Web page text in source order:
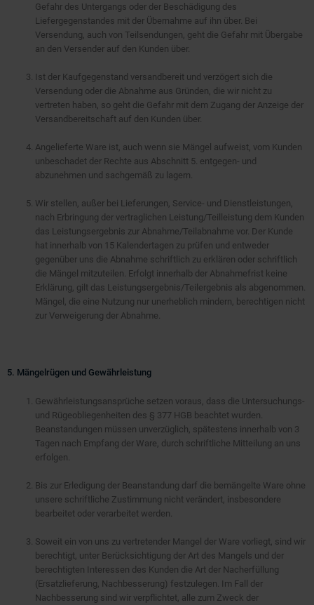
Gefahr des Untergangs oder der Beschädigung des
Liefergegenstandes mit der Übernahme auf ihn über. Bei
Versendung, auch von Teilsendungen, geht die Gefahr mit Übergabe
an den Versender auf den Kunden über.
Ist der Kaufgegenstand versandbereit und verzögert sich die
Versendung oder die Abnahme aus Gründen, die wir nicht zu
vertreten haben, so geht die Gefahr mit dem Zugang der Anzeige der
Versandbereitschaft auf den Kunden über.
Angelieferte Ware ist, auch wenn sie Mängel aufweist, vom Kunden
unbeschadet der Rechte aus Abschnitt 5. entgegen- und
abzunehmen und sachgemäß zu lagern.
Wir stellen, außer bei Lieferungen, Service- und Dienstleistungen,
nach Erbringung der vertraglichen Leistung/Teilleistung dem Kunden
das Leistungsergebnis zur Abnahme/Teilabnahme vor. Der Kunde
hat innerhalb von 15 Kalendertagen zu prüfen und entweder
gegenüber uns die Abnahme schriftlich zu erklären oder schriftlich
die Mängel mitzuteilen. Erfolgt innerhalb der Abnahmefrist keine
Erklärung, gilt das Leistungsergebnis/Teilergebnis als abgenommen.
Mängel, die eine Nutzung nur unerheblich mindern, berechtigen nicht
zur Verweigerung der Abnahme.
5. Mängelrügen und Gewährleistung
Gewährleistungsansprüche setzen voraus, dass die Untersuchungs-
und Rügeobliegenheiten des § 377 HGB beachtet wurden.
Beanstandungen müssen unverzüglich, spätestens innerhalb von 3
Tagen nach Empfang der Ware, durch schriftliche Mitteilung an uns
erfolgen.
Bis zur Erledigung der Beanstandung darf die bemängelte Ware ohne
unsere schriftliche Zustimmung nicht verändert, insbesondere
bearbeitet oder verarbeitet werden.
Soweit ein von uns zu vertretender Mangel der Ware vorliegt, sind wir
berechtigt, unter Berücksichtigung der Art des Mangels und der
berechtigten Interessen des Kunden die Art der Nacherfüllung
(Ersatzlieferung, Nachbesserung) festzulegen. Im Fall der
Nachbesserung sind wir verpflichtet, alle zum Zweck der